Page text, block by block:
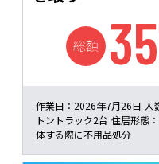
総額
作業日： 2026年7月26日 人
トントラック2台 住居形態：
体する際に不用品処分